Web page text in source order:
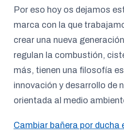
Por eso hoy os dejamos
marca con la que
crear una nueva
regulan la combustión,
más, tienen una filosofía
innovación y desarrollo de
orientada al medio
Cambiar bañera por ducha